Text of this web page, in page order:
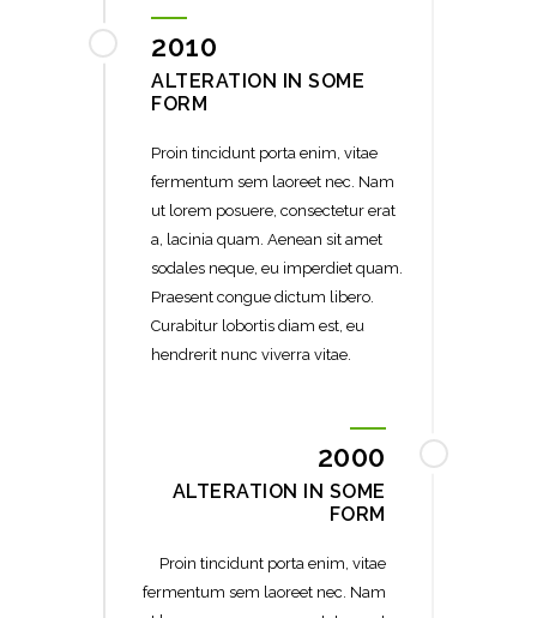
2010
ALTERATION IN SOME
FORM
Proin tincidunt porta enim, vitae
fermentum sem laoreet nec. Nam
ut lorem posuere, consectetur erat
a, lacinia quam. Aenean sit amet
sodales neque, eu imperdiet quam.
Praesent congue dictum libero.
Curabitur lobortis diam est, eu
hendrerit nunc viverra vitae.
2000
ALTERATION IN SOME
FORM
Proin tincidunt porta enim, vitae
fermentum sem laoreet nec. Nam